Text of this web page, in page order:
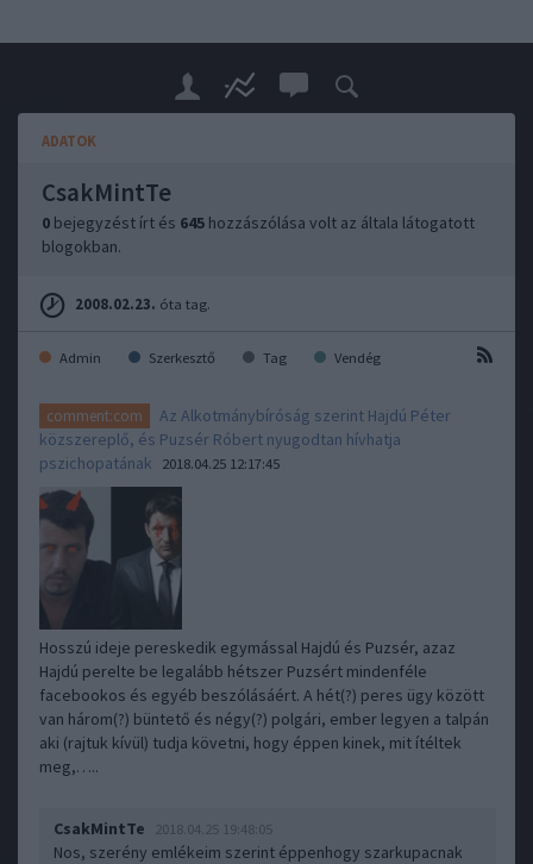
ADATOK
CsakMintTe
0 bejegyzést írt és 645 hozzászólása volt az általa látogatott
blogokban.
2008.02.23. óta tag.
Admin Szerkesztő Tag Vendég
comment:com
Az Alkotmánybíróság szerint Hajdú Péter
közszereplő, és Puzsér Róbert nyugodtan hívhatja
pszichopatának
2018.04.25 12:17:45
Hosszú ideje pereskedik egymással Hajdú és Puzsér, azaz
Hajdú perelte be legalább hétszer Puzsért mindenféle
facebookos és egyéb beszólásáért. A hét(?) peres ügy között
van három(?) büntető és négy(?) polgári, ember legyen a talpán
aki (rajtuk kívül) tudja követni, hogy éppen kinek, mit ítéltek
meg,…..
CsakMintTe 2018.04.25 19:48:05
Nos, szerény emlékeim szerint éppenhogy szarkupacnak